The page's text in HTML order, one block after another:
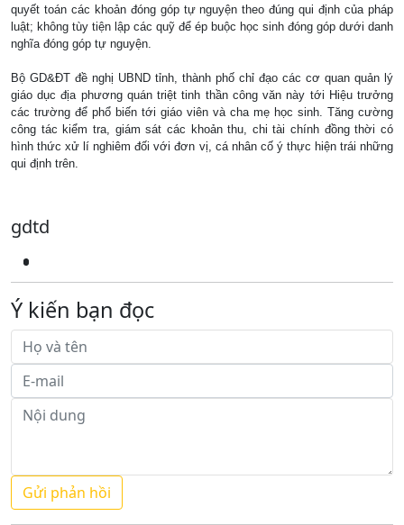
quyết toán các khoản đóng góp tự nguyện theo đúng qui định của pháp
luật; không tùy tiện lập các quỹ để ép buộc học sinh đóng góp dưới danh
nghĩa đóng góp tự nguyện.
Bộ GD&ĐT đề nghị UBND tỉnh, thành phố chỉ đạo các cơ quan quản lý
giáo dục địa phương quán triệt tinh thần công văn này tới Hiệu trưởng
các trường để phổ biến tới giáo viên và cha mẹ học sinh. Tăng cường
công tác kiểm tra, giám sát các khoản thu, chi tài chính đồng thời có
hình thức xử lí nghiêm đối với đơn vị, cá nhân cố ý thực hiện trái những
qui định trên.
gdtd
Ý kiến bạn đọc